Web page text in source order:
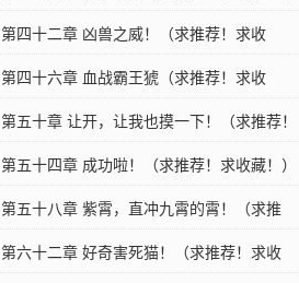
第四十二章 凶兽之威！（求推荐！求收
藏！）
第四十六章 血战霸王猇（求推荐！求收
藏！）
第五十章 让开，让我也摸一下！（求推荐！
求收藏！）
第五十四章 成功啦！（求推荐！求收藏！）
第五十八章 紫霄，直冲九霄的霄！（求推
荐！求收藏！）
第六十二章 好奇害死猫！（求推荐！求收